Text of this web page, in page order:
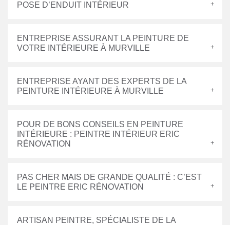
POSE D’ENDUIT INTÉRIEUR
ENTREPRISE ASSURANT LA PEINTURE DE
VOTRE INTÉRIEURE À MURVILLE
ENTREPRISE AYANT DES EXPERTS DE LA
PEINTURE INTÉRIEURE À MURVILLE
POUR DE BONS CONSEILS EN PEINTURE
INTÉRIEURE : PEINTRE INTÉRIEUR ERIC
RÉNOVATION
PAS CHER MAIS DE GRANDE QUALITÉ : C’EST
LE PEINTRE ERIC RÉNOVATION
ARTISAN PEINTRE, SPÉCIALISTE DE LA